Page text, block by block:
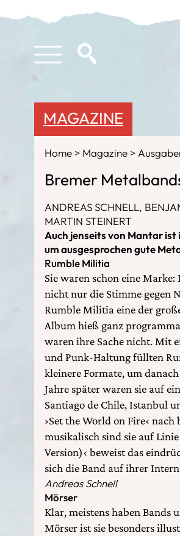
MAGAZINE
Home Magazine
Bremer
ANDREAS SCHNELL,
MARTIN STEINERT
Auch jenseits von Mantar ist
um ausgesprochen gute
Rumble Militia
Sie waren schon eine
nicht nur die Stimme gegen
Rumble Militia eine der
Album hieß ganz
waren ihre Sache nicht. Mit
und Punk-Haltung füllten
kleinere Formate, um
Jahre später waren sie auf
Santiago de Chile, Istanbul
›Set the World on Fire‹
musikalisch sind sie auf
Version)‹ beweist das
sich die Band auf ihrer
Andreas Schnell
Mörser
Klar, meistens haben Bands
Mörser ist sie besonders